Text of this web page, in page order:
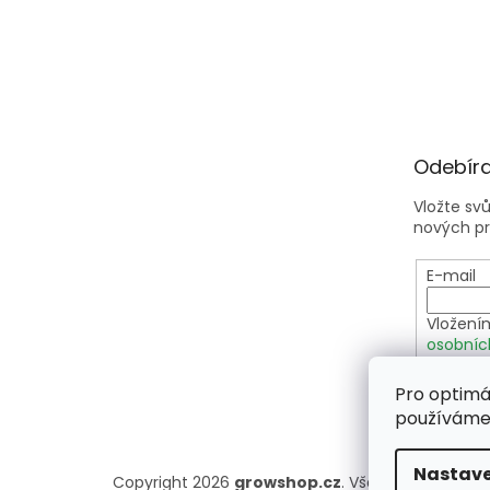
Pro
Vložte
nových
E-mail
Copyright 2026 growshop.cz. Všechna práva